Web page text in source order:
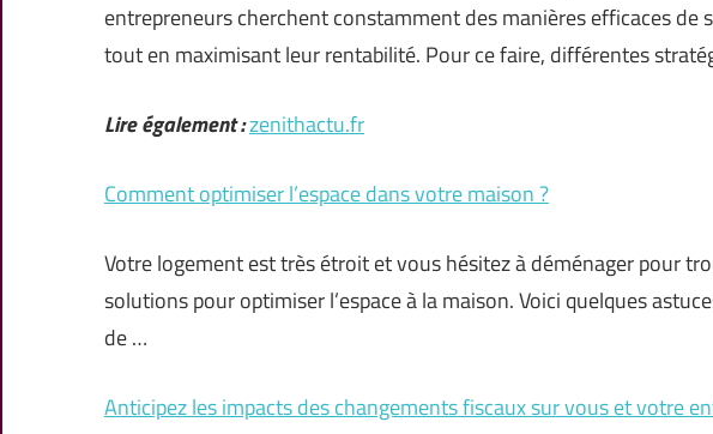
entrepreneurs cherchent constamment des manières efficaces de
tout en maximisant leur rentabilité. Pour ce faire, différentes
Lire également :zenithactu.fr
Comment optimiser l’espace dans votre maison ?
Votre logement est très étroit et vous hésitez à déménager pour
solutions pour optimiser l’espace à la maison. Voici quelques
de …
Anticipez les impacts des changements fiscaux sur vous et votre